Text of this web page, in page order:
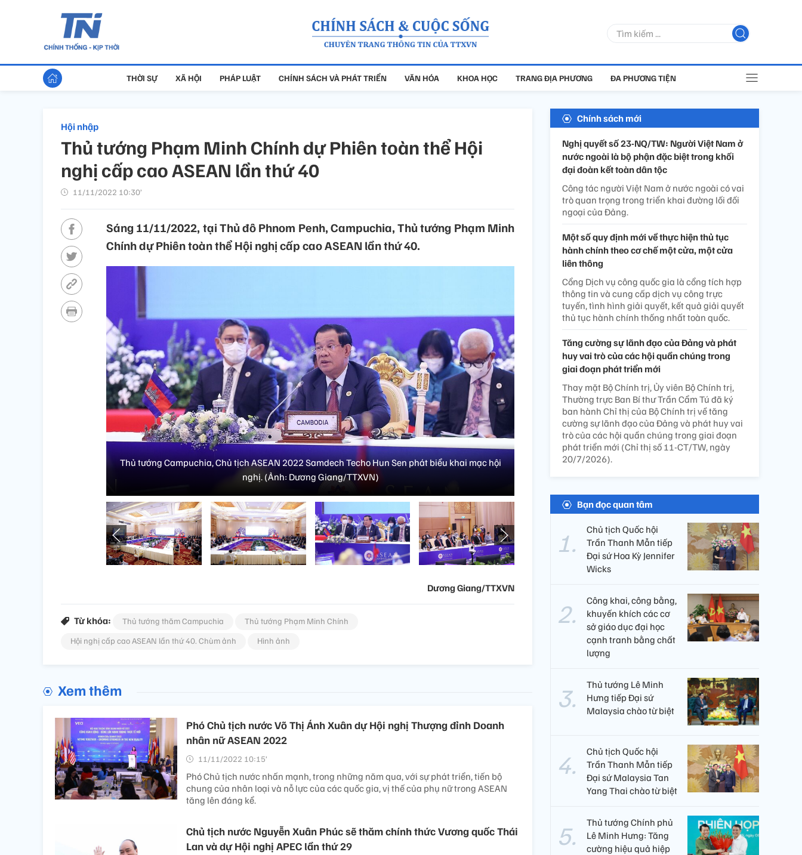
THỜI SỰ XÃ HỘI PHÁP LUẬT CHÍNH SÁCH VÀ PHÁT TRIỂN VĂN HÓA KHOA HỌC TRANG ĐỊA PHƯƠNG ĐA PHƯƠNG TIỆN
Hội nhập
Thủ tướng Phạm Minh Chính dự Phiên toàn thể Hội
nghị cấp cao ASEAN lần thứ 40
11/11/2022 10:30’
Sáng 11/11/2022, tại Thủ đô Phnom Penh, Campuchia, Thủ tướng Phạm Minh
Chính dự Phiên toàn thể Hội nghị cấp cao ASEAN lần thứ 40.
Thủ tướng Campuchia, Chủ tịch ASEAN 2022 Samdech Techo Hun Sen phát biểu khai mạc hội
nghị. (Ảnh: Dương Giang/TTXVN)
Dương Giang/TTXVN
Từ khóa: Thủ tướng thăm Campuchia
Thủ tướng Phạm Minh Chính
Hội nghị cấp cao ASEAN lần thứ 40. Chùm ảnh
Hình ảnh
Xem thêm
Phó Chủ tịch nước Võ Thị Ánh Xuân dự Hội nghị Thượng đỉnh Doanh
nhân nữ ASEAN 2022
11/11/2022 10:15’
Phó Chủ tịch nước nhấn mạnh, trong những năm qua, với sự phát triển, tiến bộ
chung của nhân loại và nỗ lực của các quốc gia, vị thế của phụ nữ trong ASEAN
tăng lên đáng kể.
Chủ tịch nước Nguyễn Xuân Phúc sẽ thăm chính thức Vương quốc Thái
Lan và dự Hội nghị APEC lần thứ 29
Chính sách mới
Nghị quyết số 23-NQ/TW: Người Việt Nam ở
nước ngoài là bộ phận đặc biệt trong khối
đại đoàn kết toàn dân tộc
Công tác người Việt Nam ở nước ngoài có vai
trò quan trọng trong triển khai đường lối đối
ngoại của Đảng.
Một số quy định mới về thực hiện thủ tục
hành chính theo cơ chế một cửa, một cửa
liên thông
Cổng Dịch vụ công quốc gia là cổng tích hợp
thông tin và cung cấp dịch vụ công trực
tuyến, tình hình giải quyết, kết quả giải quyết
thủ tục hành chính thống nhất toàn quốc.
Tăng cường sự lãnh đạo của Đảng và phát
huy vai trò của các hội quần chúng trong
giai đoạn phát triển mới
Thay mặt Bộ Chính trị, Ủy viên Bộ Chính trị,
Thường trực Ban Bí thư Trần Cẩm Tú đã ký
ban hành Chỉ thị của Bộ Chính trị về tăng
cường sự lãnh đạo của Đảng và phát huy vai
trò của các hội quần chúng trong giai đoạn
phát triển mới (Chỉ thị số 11-CT/TW, ngày
20/7/2026).
Bạn đọc quan tâm
Chủ tịch Quốc hội
Trần Thanh Mẫn tiếp
Đại sứ Hoa Kỳ Jennifer
Wicks
Công khai, công bằng,
khuyến khích các cơ
sở giáo dục đại học
cạnh tranh bằng chất
lượng​
Thủ tướng Lê Minh
Hưng tiếp Đại sứ
Malaysia chào từ biệt
Chủ tịch Quốc hội
Trần Thanh Mẫn tiếp
Đại sứ Malaysia Tan
Yang Thai chào từ biệt
Thủ tướng Chính phủ
Lê Minh Hưng: Tăng
cường hiệu quả hiệp